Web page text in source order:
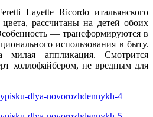
Layette Ricordo итальянского
рассчитаны на детей обоих
— трансформируются в
использования в быту.
аппликация. Смотрится
холлофайбером, не вредным для